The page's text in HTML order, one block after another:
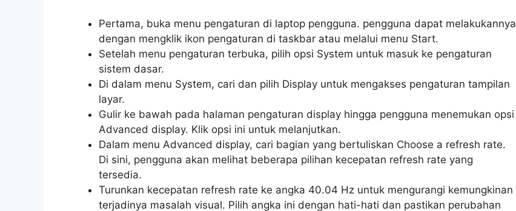
Pertama, buka menu pengaturan di laptop pengguna. pengguna dapat melakukannya
dengan mengklik ikon pengaturan di taskbar atau melalui menu Start.
Setelah menu pengaturan terbuka, pilih opsi System untuk masuk ke pengaturan
sistem dasar.
Di dalam menu System, cari dan pilih Display untuk mengakses pengaturan tampilan
layar.
Gulir ke bawah pada halaman pengaturan display hingga pengguna menemukan opsi
Advanced display. Klik opsi ini untuk melanjutkan.
Dalam menu Advanced display, cari bagian yang bertuliskan Choose a refresh rate.
Di sini, pengguna akan melihat beberapa pilihan kecepatan refresh rate yang
tersedia.
Turunkan kecepatan refresh rate ke angka 40.04 Hz untuk mengurangi kemungkinan
terjadinya masalah visual. Pilih angka ini dengan hati-hati dan pastikan perubahan